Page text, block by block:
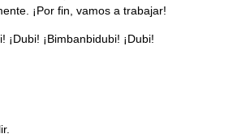
¡Por fin, vamos a trabajar!
¡Dubi! ¡Bimbanbidubi! ¡Dubi!